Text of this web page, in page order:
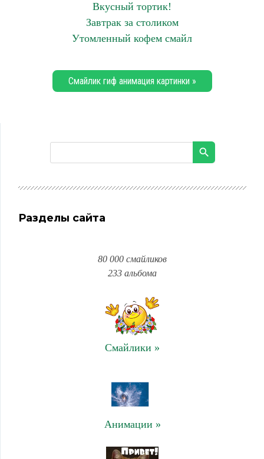
Вкусный тортик!
Завтрак за столиком
Утомленный кофем смайл
Смайлик гиф анимация картинки »
Разделы сайта
80 000 смайликов
233 альбома
Смайлики »
Анимации »